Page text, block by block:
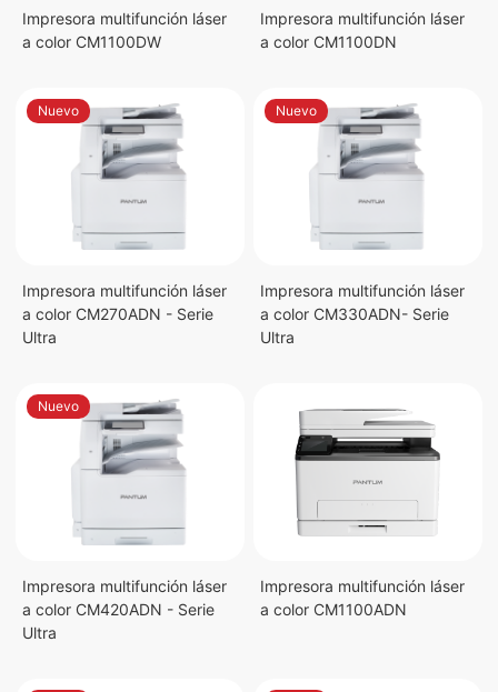
Impresora multifunción láser
a color CM1100DW
Impresora multifunción láser
a color CM1100DN
Nuevo
Impresora multifunción láser
a color CM270ADN - Serie
Ultra
Nuevo
Impresora multifunción láser
a color CM330ADN- Serie
Ultra
Nuevo
Impresora multifunción láser
a color CM420ADN - Serie
Ultra
Impresora multifunción láser
a color CM1100ADN